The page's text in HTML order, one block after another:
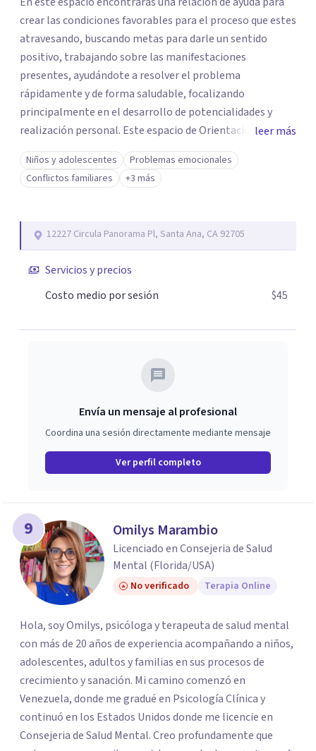
crear las condiciones favorables para el proceso que estes
atravesando, buscando metas para darle un sentido
positivo, trabajando sobre las manifestaciones
presentes, ayudándote a resolver el problema
rápidamente y de forma saludable, focalizando
principalmente en el desarrollo de potencialidades y
realización personal. Este espacio de Orientación
Psicológica tiene como objetivos promover el
crecimiento preservar la salud mental, modificar el estilo
de vida si buscas mayor calidad de vida. Situaciones son
frecuentes a la paternidad, corregir determinados
comportamientos de un hijo adolescente, problemas en
pareja, manejo de diversas situaciones que pueden causar
angustia emocional. Este espacio puede ser el adecuado
potencialmente te permitan asumir el proceso de
mismo, la estabilidad emocional para identificar las
fortalezas y debilidades afectivas y poder participar en la
sociedad con tus metas y motivaciones.
leer más
Niños y adolescentes
Problemas emocionales
Conflictos familiares
+3 más
12227 Circula Panorama Pl, Santa Ana, CA 92705
Servicios y precios
Costo medio por sesión
$45
Envía un mensaje al profesional
Coordina una sesión directamente mediante mensaje
Ver perfil completo
9 Omilys Marambio
Licenciado en Consejeria de Salud
Mental (Florida/USA)
No verificado Terapia Online
Hola, soy Omilys, psicóloga y terapeuta de salud mental
con más de 20 años de experiencia acompañando a niños,
adolescentes, adultos y familias en sus procesos de
crecimiento y sanación. Mi camino comenzó en
Venezuela, donde me gradué en Psicología Clínica y
continuó en los Estados Unidos donde me licencie en
Consejeria de Salud Mental. Creo profundamente que